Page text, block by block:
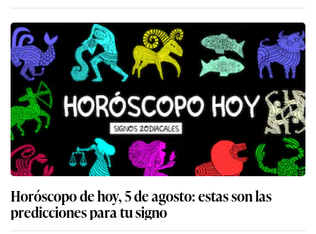
Horóscopo de hoy, 5 de agosto: estas son las
predicciones para tu signo